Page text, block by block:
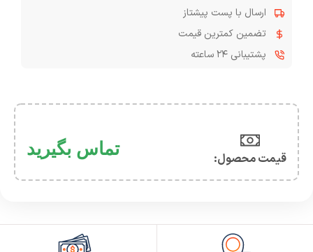
ارسال با پست پیشتاز
تضمین کمترین قیمت
پشتیبانی ۲۴ ساعته
قیمت محصول:​ تماس بگیرید